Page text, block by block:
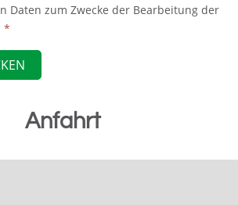
Daten zum Zwecke der Bearbeitung der
*
Anfahrt